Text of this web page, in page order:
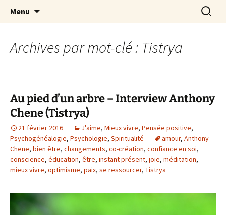
Mon big-bang intérieur
par Chantal Rialland
Menu
Archives par mot-clé : Tistrya
Au pied d’un arbre – Interview Anthony
Chene (Tistrya)
21 février 2016 J'aime, Mieux vivre, Pensée positive,
Psychogénéalogie, Psychologie, Spiritualité amour, Anthony
Chene, bien être, changements, co-création, confiance en soi,
conscience, éducation, être, instant présent, joie, méditation,
mieux vivre, optimisme, paix, se ressourcer, Tistrya